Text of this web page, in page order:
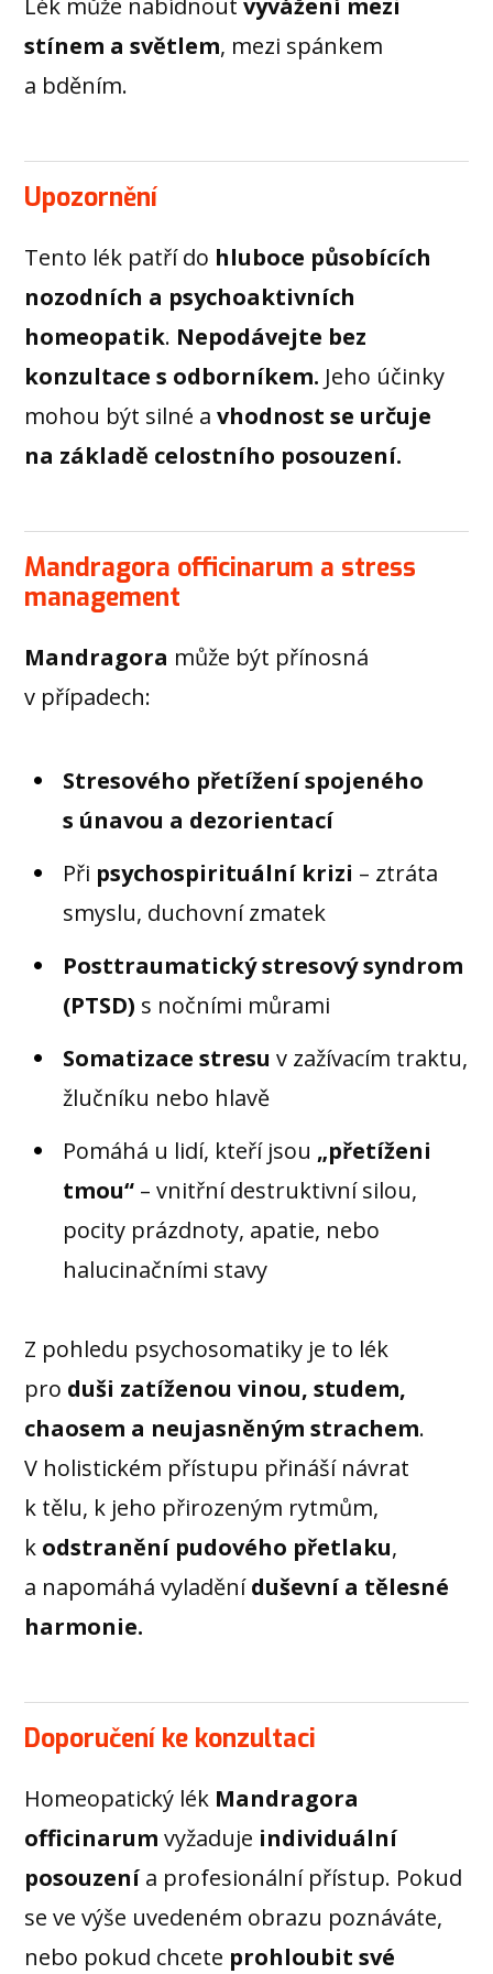
stínem a světlem, mezi spánkem
a bděním.
Upozornění
Tento lék patří do hluboce působících
nozodních a psychoaktivních
homeopatik. Nepodávejte bez
konzultace s odborníkem. Jeho účinky
mohou být silné avhodnost se určuje
na základě celostního posouzení.
Mandragora officinarum a stress
management
Mandragora může být přínosná
v případech:
Stresového přetížení spojeného
s únavou a dezorientací
Při psychospirituální krizi – ztráta
smyslu, duchovní zmatek
Posttraumatický stresový syndrom
(PTSD) s nočními můrami
Somatizace stresu v zažívacím traktu,
žlučníku nebo hlavě
Pomáhá u lidí, kteří jsou „přetíženi
tmou“ – vnitřní destruktivní silou,
pocity prázdnoty, apatie, nebo
halucinačními stavy
Z pohledu psychosomatiky je to lék
pro duši zatíženou vinou, studem,
chaosem a neujasněným strachem.
V holistickém přístupu přináší návrat
k tělu, k jeho přirozeným rytmům,
k odstranění pudového přetlaku,
a napomáhá vyladěníduševní a tělesné
harmonie.
Doporučení ke konzultaci
Homeopatický lék Mandragora
officinarum vyžaduje individuální
posouzenía profesionální přístup. Pokud
se ve výše uvedeném obrazu poznáváte,
nebo pokud chcete prohloubit své